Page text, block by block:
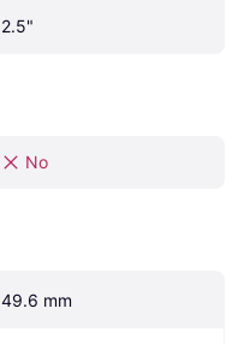
2.5"
No
49.6 mm